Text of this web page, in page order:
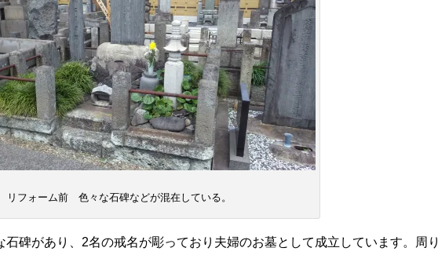
リフォーム前 色々な石碑などが混在している。
石碑があり、2名の戒名が彫っており夫婦のお墓として成立しています。周り